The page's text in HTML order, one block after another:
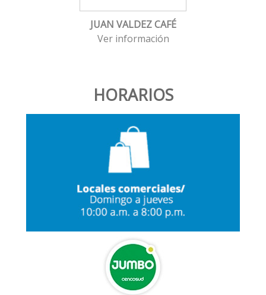
JUAN VALDEZ CAFÉ
Ver información
HORARIOS